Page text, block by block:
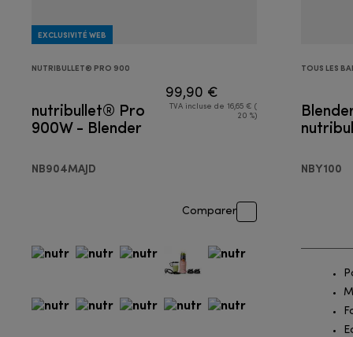
EXCLUSIVITÉ WEB
NUTRIBULLET® PRO 900
nutribullet® Pro
900W - Blender
NB904MAJD
99,90 €
TVA incluse de 16,65 € (
20 %)
Comparer
TOUS LES
NBY100